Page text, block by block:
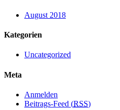
August 2018
Kategorien
Uncategorized
Meta
Anmelden
Beitrags-Feed (RSS)